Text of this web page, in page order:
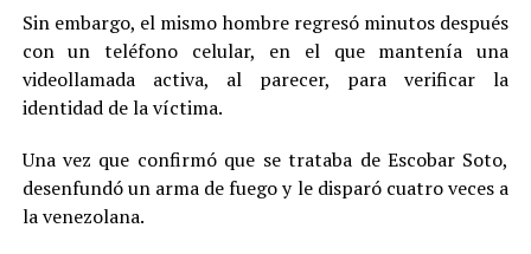
Sin embargo, el mismo hombre regresó minutos después
con un teléfono celular, en el que mantenía una
videollamada activa, al parecer, para verificar la
identidad de la víctima.
Una vez que confirmó que se trataba de Escobar Soto,
desenfundó un arma de fuego y le disparó cuatro veces a
la venezolana.